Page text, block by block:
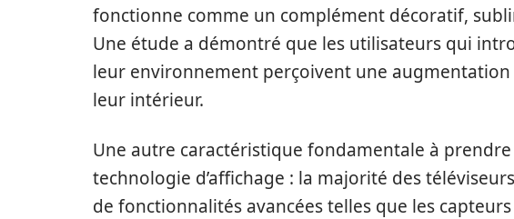
fonctionne comme un complément décoratif,
Une étude a démontré que les utilisateurs qui
leur environnement perçoivent une
leur intérieur.
Une autre caractéristique fondamentale à
technologie d’affichage : la majorité des
de fonctionnalités avancées telles que les